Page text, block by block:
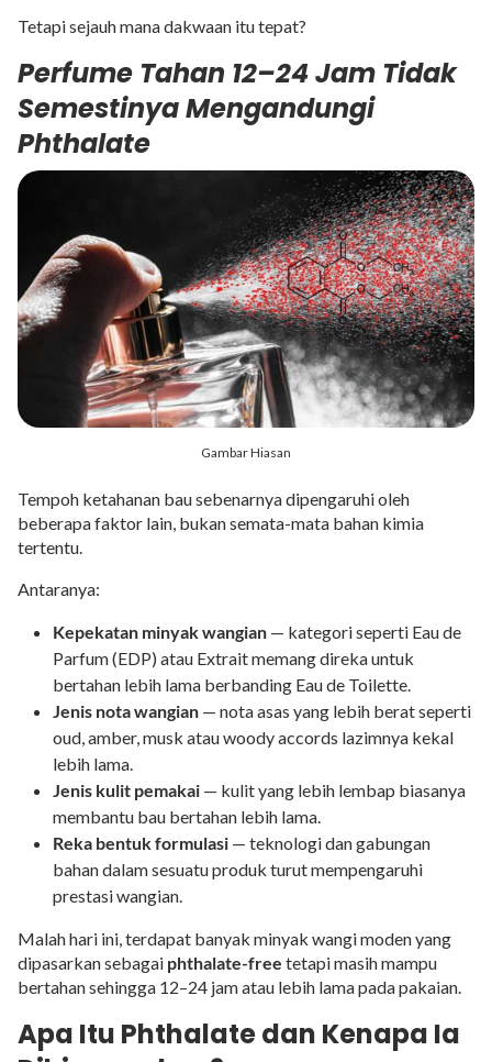
Tetapi sejauh mana dakwaan itu tepat?
Perfume Tahan 12–24 Jam Tidak
Semestinya Mengandungi
Phthalate
Gambar Hiasan
Tempoh ketahanan bau sebenarnya dipengaruhi oleh
beberapa faktor lain, bukan semata-mata bahan kimia
tertentu.
Antaranya:
Kepekatan minyak wangian — kategori seperti Eau de
Parfum (EDP) atau Extrait memang direka untuk
bertahan lebih lama berbanding Eau de Toilette.
Jenis nota wangian — nota asas yang lebih berat seperti
oud, amber, musk atau woody accords lazimnya kekal
lebih lama.
Jenis kulit pemakai — kulit yang lebih lembap biasanya
membantu bau bertahan lebih lama.
Reka bentuk formulasi — teknologi dan gabungan
bahan dalam sesuatu produk turut mempengaruhi
prestasi wangian.
Malah hari ini, terdapat banyak minyak wangi moden yang
dipasarkan sebagai phthalate-free tetapi masih mampu
bertahan sehingga 12–24 jam atau lebih lama pada pakaian.
Apa Itu Phthalate dan Kenapa Ia